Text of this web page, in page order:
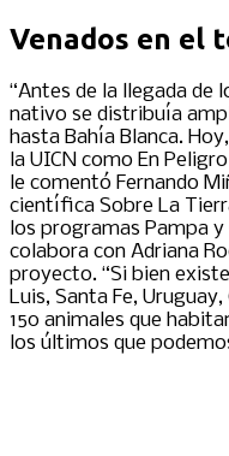
Venados en el
“Antes de la llegada de
nativo se distribuía
hasta Bahía Blanca.
la UICN como En
le comentó Fernando
científica Sobre La
los programas Pampa y
colabora con Adriana
proyecto. “Si bien
Luis, Santa Fe,
150 animales que
los últimos que